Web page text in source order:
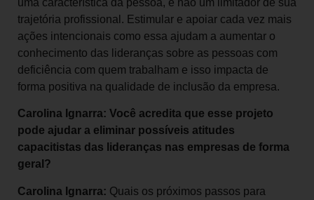
trajetória profissional. Estimular e apoiar cada vez mais
ações intencionais como essa ajudam a aumentar o
conhecimento das lideranças sobre as pessoas com
deficiência com quem trabalham e isso impacta de
forma positiva na qualidade de inclusão da empresa.
Carolina Ignarra: Você acredita que esse projeto
pode ajudar a eliminar possíveis atitudes
capacitistas das lideranças nas empresas de forma
geral?
Carolina Ignarra: Quais os próximos passos para